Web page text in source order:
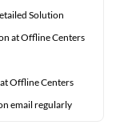
Solution
at Offline Centers
Offline Centers
email regularly